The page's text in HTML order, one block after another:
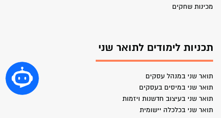
מכינות שחקים
תכניות לימודים לתואר שני
תואר שני במנהל עסקים
תואר שני במיסים בעסקים
תואר שני בעיצוב חדשנות ויזמות
תואר שני בכלכלה יישומית